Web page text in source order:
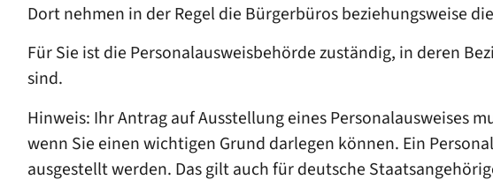
Dort nehmen in der Regel die Bürgerbüros beziehungsweise
Für Sie ist die Personalausweisbehörde zuständig, in deren
sind.
Hinweis: Ihr Antrag auf Ausstellung eines Personalausweises
wenn Sie einen wichtigen Grund darlegen können. Ein
ausgestellt werden. Das gilt auch für deutsche